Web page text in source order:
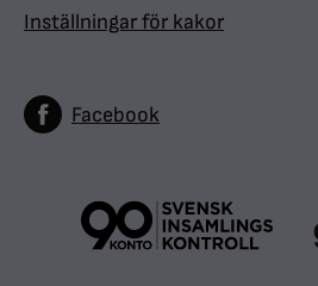
Inställningar för kakor
Facebook